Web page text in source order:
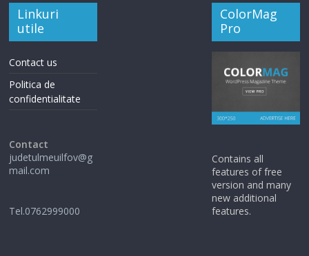
Linkuri
utile
Contact us
Politica de
confidentialitate
Contact
judetulmeuilfov@g
mail.com
Tel.0762999000
ColorMag
Pro
Contains all
features of free
version and many
new additional
features.